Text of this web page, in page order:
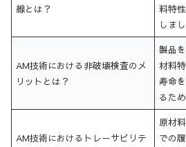
線とは？
料特
しま
AM技術における非破壊検査のメ
リットとは？
製品
材料
寿命
るた
AM技術におけるトレーサビリテ
原材
での